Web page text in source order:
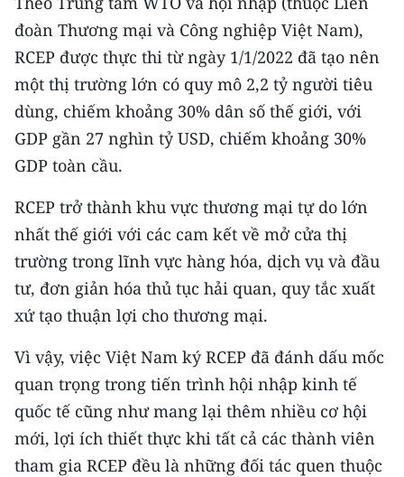
BẠN ĐỌC
KIỂM CHỨNG THÔNG TIN
TRI THỨC CHUYÊN SÂU
54 DÂN TỘC VIỆT NAM
CHƯƠNG TRÌNH OCOP - MỖI XÃ
MỘT SẢN PHẨM
RADIO
MEDIA CENTER
Video
Media Chính trị
Media Kinh tế
đoàn Thương mại và Công nghiệp Việt Nam),
RCEP được thực thi từ ngày 1/1/2022 đã tạo nên
một thị trường lớn có quy mô 2,2 tỷ người tiêu
dùng, chiếm khoảng 30% dân số thế giới, với
GDP gần 27 nghìn tỷ USD, chiếm khoảng 30%
GDP toàn cầu.
RCEP trở thành khu vực thương mại tự do lớn
nhất thế giới với các cam kết về mở cửa thị
trường trong lĩnh vực hàng hóa, dịch vụ và đầu
tư, đơn giản hóa thủ tục hải quan, quy tắc xuất
xứ tạo thuận lợi cho thương mại.
Vì vậy, việc Việt Nam ký RCEP đã đánh dấu mốc
quan trọng trong tiến trình hội nhập kinh tế
quốc tế cũng như mang lại thêm nhiều cơ hội
mới, lợi ích thiết thực khi tất cả các thành viên
tham gia RCEP đều là những đối tác quen thuộc